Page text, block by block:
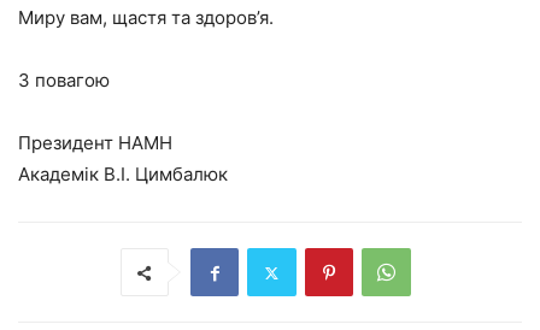
Миру вам, щастя та здоров’я.
З повагою
Президент НАМН
Академік В.І. Цимбалюк